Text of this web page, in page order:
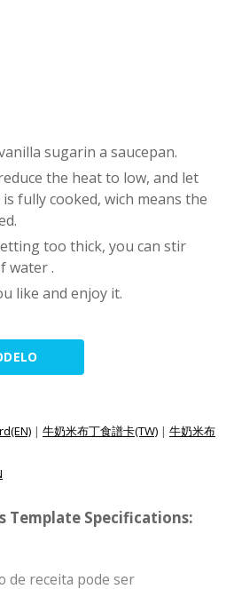
sugarin a saucepan.
the heat to low, and let
fully cooked, wich means the
too thick, you can stir
water .
like and enjoy it.
| 牛奶米布丁食譜卡(TW) | 牛奶米布
Template Specifications:
de receita pode ser